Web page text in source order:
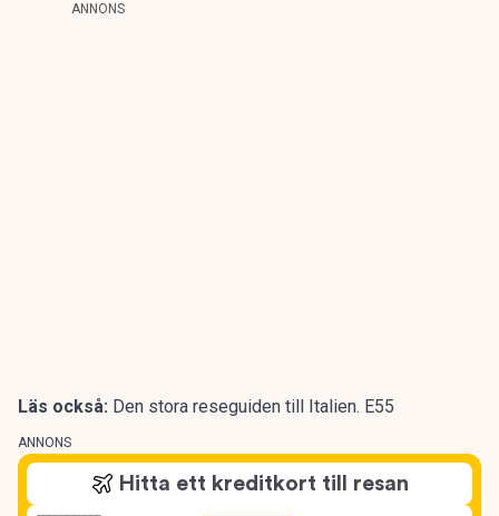
ANNONS
Läs också: Den stora reseguiden till Italien. E55
ANNONS